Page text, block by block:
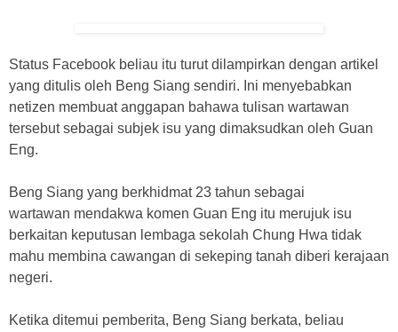
Status Facebook beliau itu turut dilampirkan dengan artikel
yang ditulis oleh Beng Siang sendiri. Ini menyebabkan
netizen membuat anggapan bahawa tulisan wartawan
tersebut sebagai subjek isu yang dimaksudkan oleh Guan
Eng.
Beng Siang yang berkhidmat 23 tahun sebagai
wartawan mendakwa komen Guan Eng itu merujuk isu
berkaitan keputusan lembaga sekolah Chung Hwa tidak
mahu membina cawangan di sekeping tanah diberi kerajaan
negeri.
Ketika ditemui pemberita, Beng Siang berkata, beliau